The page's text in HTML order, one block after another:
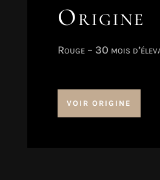
Origine
Rouge – 30 mois
VOIR ORIGINE